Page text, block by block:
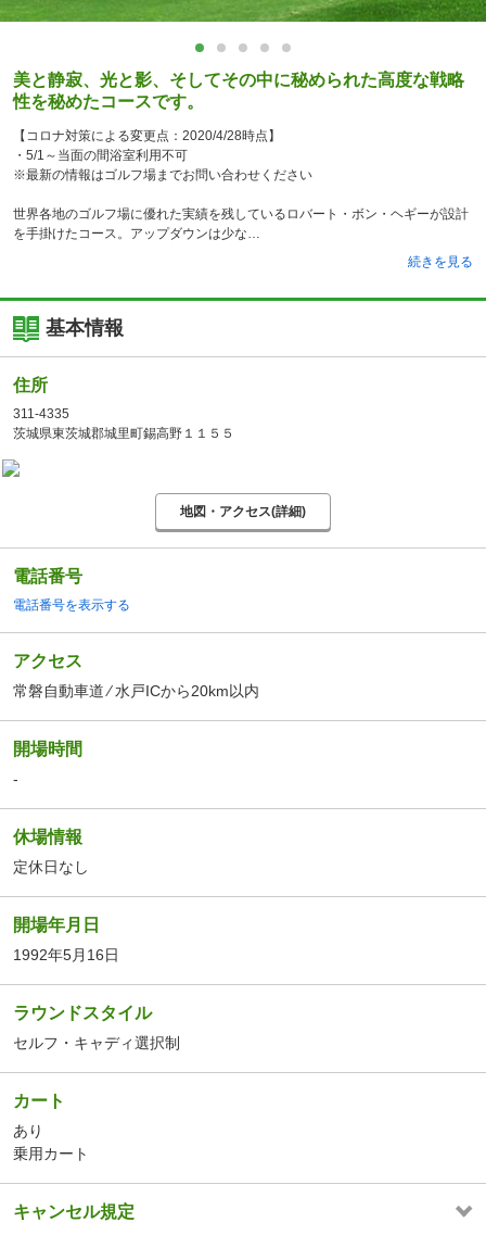
美と静寂、光と影、そしてその中に秘められた高度な戦略
性を秘めたコースです。
【コロナ対策による変更点：2020/4/28時点】
・5/1～当面の間浴室利用不可
※最新の情報はゴルフ場までお問い合わせください
世界各地のゴルフ場に優れた実績を残しているロバート・ボン・ヘギーが設計
を手掛けたコース。アップダウンは少な
続きを見る
基本情報
住所
311-4335
茨城県東茨城郡城里町錫高野１１５５
地図・アクセス(詳細)
電話番号
電話番号を表示する
アクセス
常磐自動車道 ⁄ 水戸ICから20km以内
開場時間
-
休場情報
定休日なし
開場年月日
1992年5月16日
ラウンドスタイル
セルフ・キャディ選択制
カート
あり
乗用カート
キャンセル規定